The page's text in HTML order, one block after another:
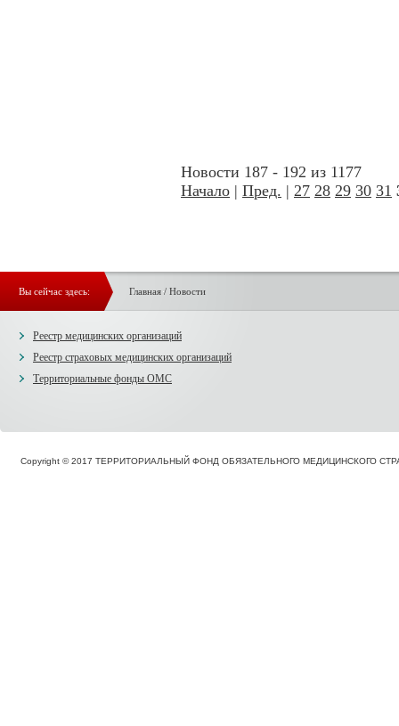
Новости 187 - 192 из 1177
Начало | Пред. | 27 28 29 30 31
Вы сейчас здесь: Главная/ Новости
Реестр медицинских организаций
Реестр страховых медицинских организаций
Территориальные фонды ОМС
Copyright © 2017 ТЕРРИТОРИАЛЬНЫЙ ФОНД ОБЯЗАТЕЛЬНОГО МЕДИЦИНСКОГО